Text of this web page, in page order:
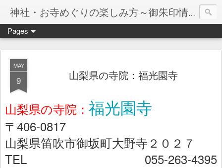
神社・お寺めぐりの楽しみ方～御朱印情報マップ～
Pages
MAY
9 山梨県の寺院：福光園寺
山梨県の寺院： 福光園寺
〒406-0817
山梨県笛吹市御坂町大野寺２０２７
TEL 055-263-4395